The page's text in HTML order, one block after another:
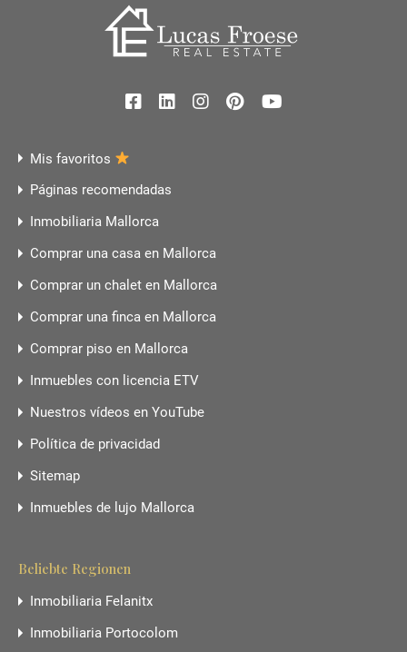
Mis favoritos
Páginas recomendadas
Inmobiliaria Mallorca
Comprar una casa en Mallorca
Comprar un chalet en Mallorca
Comprar una finca en Mallorca
Comprar piso en Mallorca
Inmuebles con licencia ETV
Nuestros vídeos en YouTube
Política de privacidad
Sitemap
Inmuebles de lujo Mallorca
Beliebte Regionen
Inmobiliaria Felanitx
Inmobiliaria Portocolom